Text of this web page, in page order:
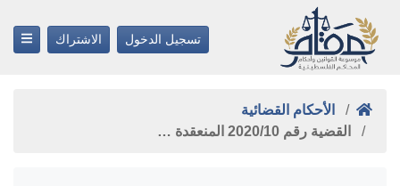
تسجيل الدخول الاشتراك
الأحكام القضائية
القضية رقم ‎10‏/‎2020‏ المنعقدة …